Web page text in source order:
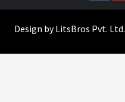
Design byLitsBros Pvt. Ltd.